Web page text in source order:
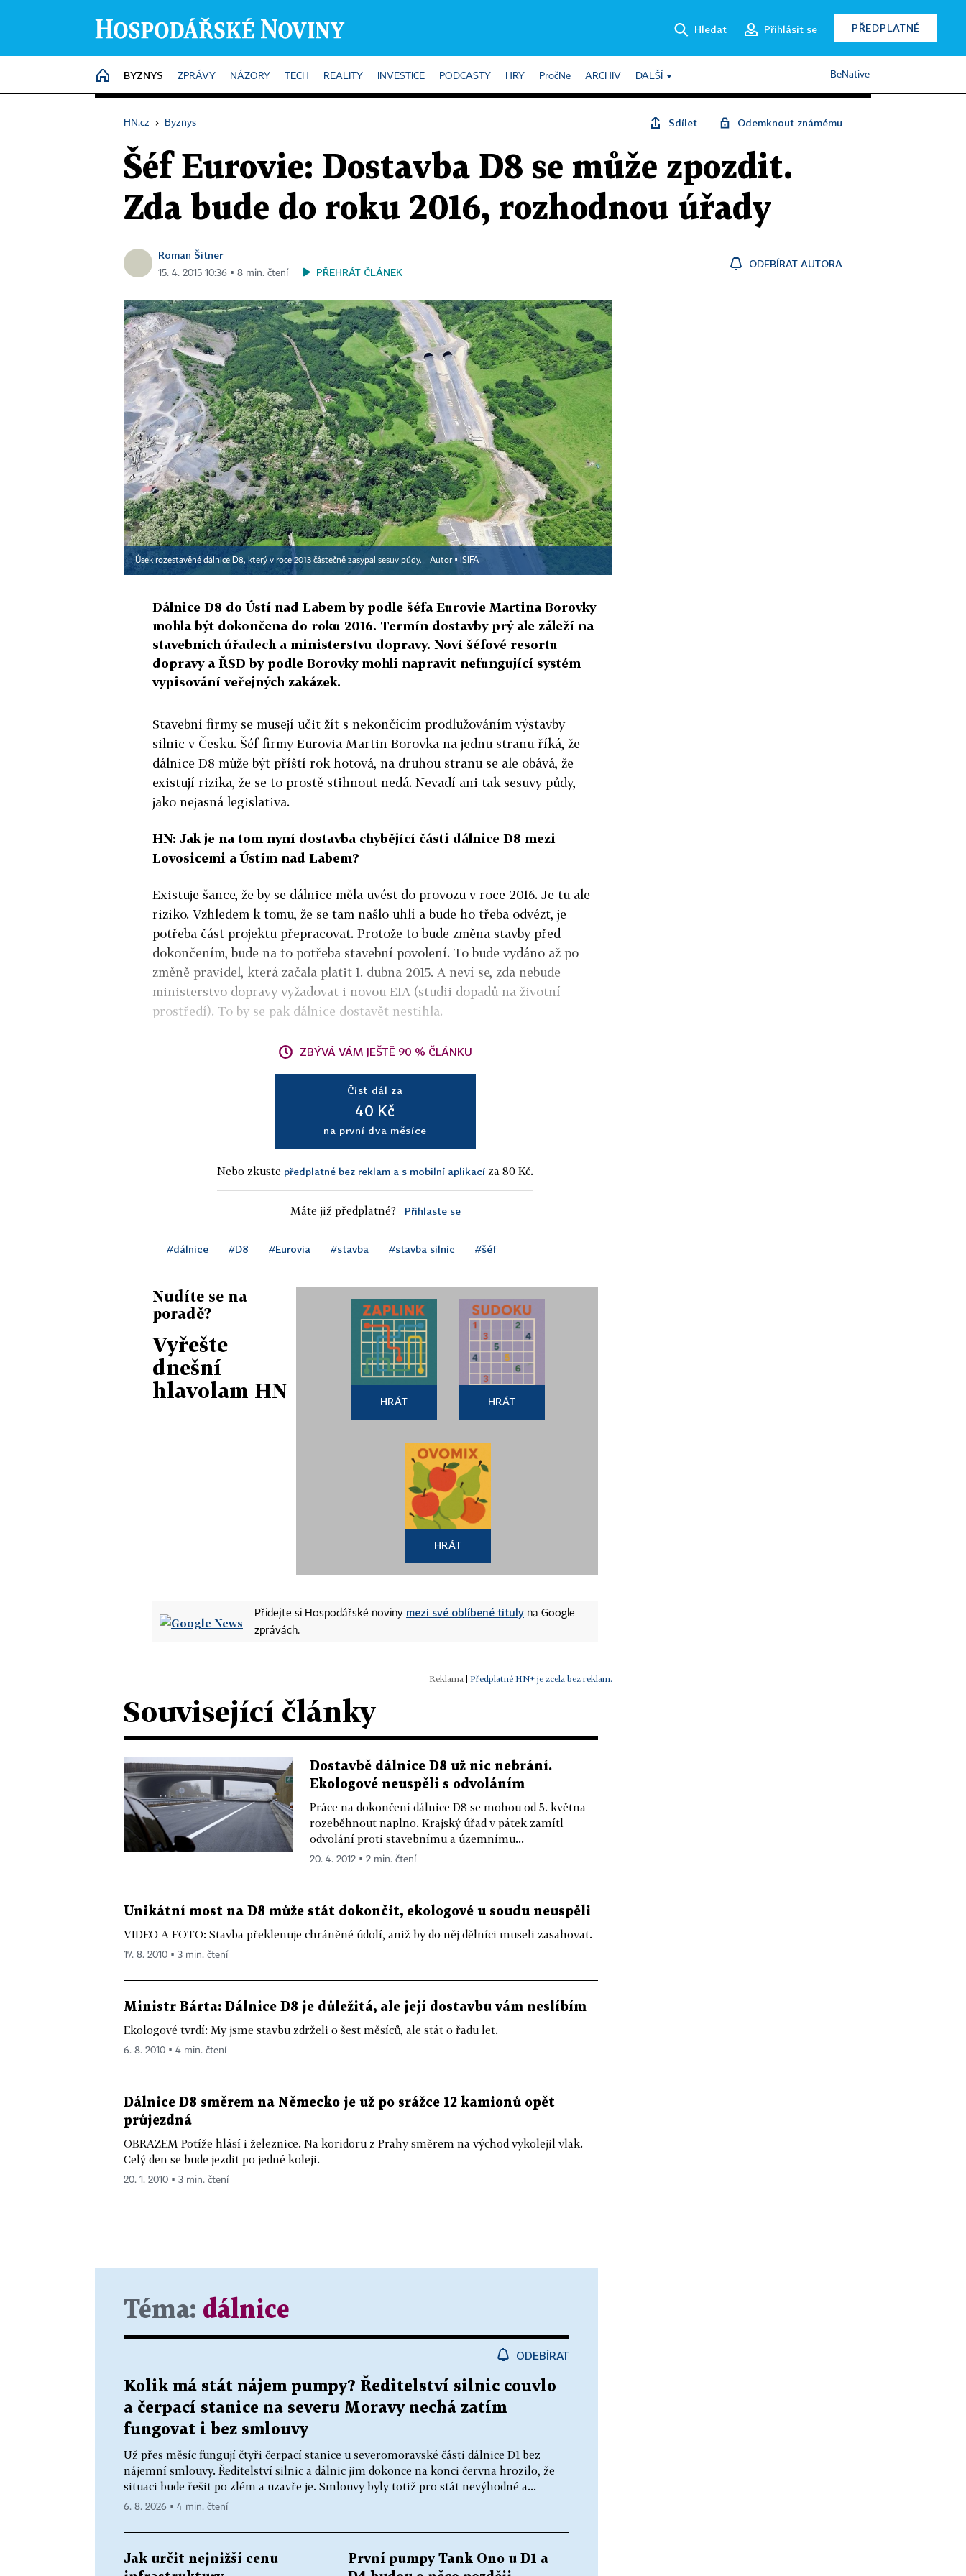
Hledat Přihlásit se PŘEDPLATNÉ
HOME
BYZNYS ZPRÁVY NÁZORY TECH REALITY INVESTICE PODCASTY HRY PročNe ARCHIV DALŠÍ BeNative
HN.cz › Byznys Sdílet Odemknout známému
Šéf Eurovie: Dostavba D8 se může zpozdit.
Zda bude do roku 2016, rozhodnou úřady
Roman Šitner
15. 4. 2015 10:36 ▪ 8 min. čtení PŘEHRÁT ČLÁNEK
ODEBÍRAT AUTORA
Úsek rozestavěné dálnice D8, který v roce 2013 částečně zasypal sesuv půdy. Autor ▪ ISIFA
Dálnice D8 do Ústí nad Labem by podle šéfa Eurovie Martina Borovky
mohla být dokončena do roku 2016. Termín dostavby prý ale záleží na
stavebních úřadech a ministerstvu dopravy. Noví šéfové resortu
dopravy a ŘSD by podle Borovky mohli napravit nefungující systém
vypisování veřejných zakázek.
Stavební firmy se musejí učit žít s nekončícím prodlužováním výstavby
silnic v Česku. Šéf firmy Eurovia Martin Borovka na jednu stranu říká, že
dálnice D8 může být příští rok hotová, na druhou stranu se ale obává, že
existují rizika, že se to prostě stihnout nedá. Nevadí ani tak sesuvy půdy,
jako nejasná legislativa.
HN: Jak je na tom nyní dostavba chybějící části dálnice D8 mezi
Lovosicemi a Ústím nad Labem?
Existuje šance, že by se dálnice měla uvést do provozu v roce 2016. Je tu ale
riziko. Vzhledem k tomu, že se tam našlo uhlí a bude ho třeba odvézt, je
potřeba část projektu přepracovat. Protože to bude změna stavby před
dokončením, bude na to potřeba stavební povolení. To bude vydáno až po
změně pravidel, která začala platit 1. dubna 2015. A neví se, zda nebude
ministerstvo dopravy vyžadovat i novou EIA (studii dopadů na životní
prostředí). To by se pak dálnice dostavět nestihla.
ZBÝVÁ VÁM JEŠTĚ 90 % ČLÁNKU
Číst dál za
40 Kč
na první dva měsíce
Nebo zkuste předplatné bez reklam a s mobilní aplikací za 80 Kč.
Máte již předplatné? Přihlaste se
#dálnice #D8 #Eurovia #stavba #stavba silnic #šéf
Nudíte se na
poradě?
Vyřešte
dnešní
hlavolam HN
HRÁT HRÁT
HRÁT
Přidejte si Hospodářské noviny mezi své oblíbené tituly na Google
zprávách.
| Předplatné HN+ je zcela bez reklam.
Související články
Dostavbě dálnice D8 už nic nebrání.
Ekologové neuspěli s odvoláním
Práce na dokončení dálnice D8 se mohou od 5. května
rozeběhnout naplno. Krajský úřad v pátek zamítl
odvolání proti stavebnímu a územnímu...
20. 4. 2012 ▪ 2 min. čtení
Unikátní most na D8 může stát dokončit, ekologové u soudu neuspěli
VIDEO A FOTO: Stavba překlenuje chráněné údolí, aniž by do něj dělníci museli zasahovat.
17. 8. 2010 ▪ 3 min. čtení
Ministr Bárta: Dálnice D8 je důležitá, ale její dostavbu vám neslíbím
Ekologové tvrdí: My jsme stavbu zdrželi o šest měsíců, ale stát o řadu let.
6. 8. 2010 ▪ 4 min. čtení
Dálnice D8 směrem na Německo je už po srážce 12 kamionů opět
průjezdná
OBRAZEM Potíže hlásí i železnice. Na koridoru z Prahy směrem na východ vykolejil vlak.
Celý den se bude jezdit po jedné koleji.
20. 1. 2010 ▪ 3 min. čtení
Téma: dálnice
ODEBÍRAT
Kolik má stát nájem pumpy? Ředitelství silnic couvlo
a čerpací stanice na severu Moravy nechá zatím
fungovat i bez smlouvy
Už přes měsíc fungují čtyři čerpací stanice u severomoravské části dálnice D1 bez
nájemní smlouvy. Ředitelství silnic a dálnic jim dokonce na konci června hrozilo, že
situaci bude řešit po zlém a uzavře je. Smlouvy byly totiž pro stát nevýhodné a...
6. 8. 2026 ▪ 4 min. čtení
Jak určit nejnižší cenu
První pumpy Tank Ono u D1 a